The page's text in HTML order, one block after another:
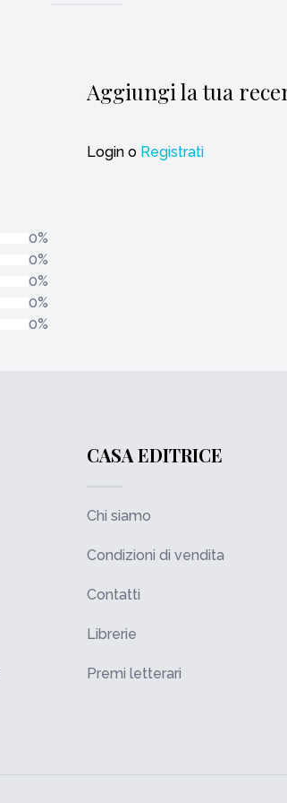
0%
0%
0%
0%
0%
Aggiungi la tua
Login o Registrati
CASA EDITRICE
Chi siamo
Condizioni di vendita
Contatti
Librerie
Premi letterari